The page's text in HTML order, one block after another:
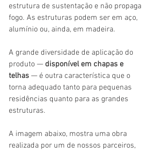
estrutura de sustentação e não propaga
fogo. As estruturas podem ser em aço,
alumínio ou, ainda, em madeira.
A grande diversidade de aplicação do
produto — disponível em chapas e
telhas — é outra característica que o
torna adequado tanto para pequenas
residências quanto para as grandes
estruturas.
A imagem abaixo, mostra uma obra
realizada por um de nossos parceiros,